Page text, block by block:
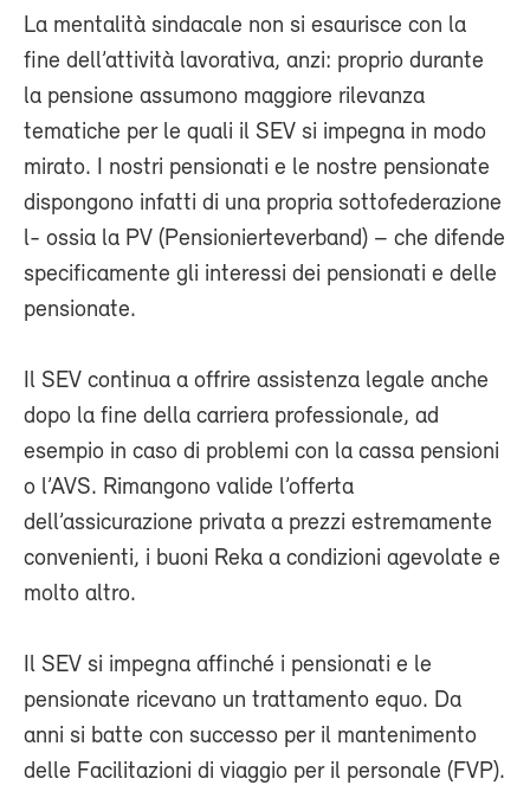
La mentalità sindacale non si esaurisce con la
fine dell’attività lavorativa, anzi: proprio durante
la pensione assumono maggiore rilevanza
tematiche per le quali il SEV si impegna in modo
mirato. I nostri pensionati e le nostre pensionate
dispongono infatti di una propria sottofederazione
l- ossia la PV (Pensionierteverband) – che difende
specificamente gli interessi dei pensionati e delle
pensionate.
Il SEV continua a offrire assistenza legale anche
dopo la fine della carriera professionale, ad
esempio in caso di problemi con la cassa pensioni
o l’AVS. Rimangono valide l’offerta
dell’assicurazione privata a prezzi estremamente
convenienti, i buoni Reka a condizioni agevolate e
molto altro.
Il SEV si impegna affinché i pensionati e le
pensionate ricevano un trattamento equo. Da
anni si batte con successo per il mantenimento
delle Facilitazioni di viaggio per il personale (FVP).